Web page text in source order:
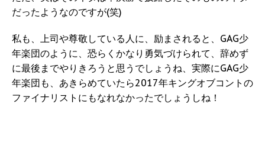
だったようなのですが(笑)
私も、上司や尊敬している人に、励まされると、GAG少
年楽団のように、恐らくかなり勇気づけられて、辞めず
に最後までやりきろうと思うでしょうね、実際にGAG少
年楽団も、あきらめていたら2017年キングオブコントの
ファイナリストにもなれなかったでしょうしね！